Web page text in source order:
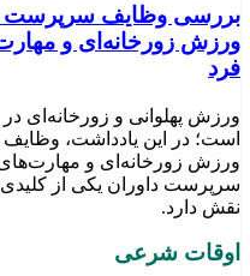
بررسی وظايف سرپرست
ورزش زورخانه‌ای و
فرد
ورزش پهلوانی و زورخانه‌ای
است؛ در این یادداشت،
ورزش زورخانه‌ای و
سرپرست داوران یکی از
نقش دارد.
اوقات شرعی